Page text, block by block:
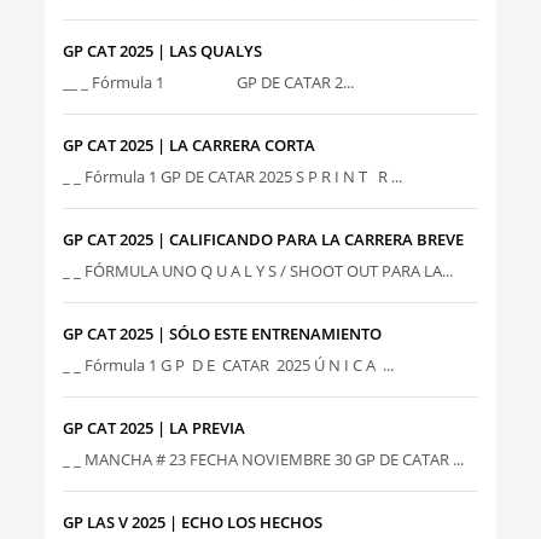
GP CAT 2025 | LAS QUALYS
__ _ Fórmula 1 GP DE CATAR 2...
GP CAT 2025 | LA CARRERA CORTA
_ _ Fórmula 1 GP DE CATAR 2025 S P R I N T R ...
GP CAT 2025 | CALIFICANDO PARA LA CARRERA BREVE
_ _ FÓRMULA UNO Q U A L Y S / SHOOT OUT PARA LA...
GP CAT 2025 | SÓLO ESTE ENTRENAMIENTO
_ _ Fórmula 1 G P D E CATAR 2025 Ú N I C A ...
GP CAT 2025 | LA PREVIA
_ _ MANCHA # 23 FECHA NOVIEMBRE 30 GP DE CATAR ...
GP LAS V 2025 | ECHO LOS HECHOS